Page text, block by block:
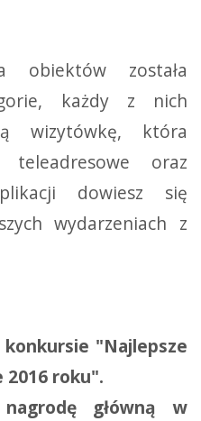
obiektów została
każdy z nich
wizytówkę, która
oraz
dowiesz się
wydarzeniach z
"Najlepsze
roku".
główną w